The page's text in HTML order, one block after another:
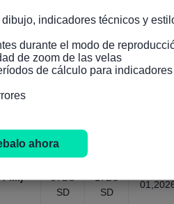
2005
de
35.82
35.15
Jan
FMI)
97BU
SD
17BU
SD
indicadores técnicos y
durante el modo de
de zoom de las velas
de cálculo para
ahora